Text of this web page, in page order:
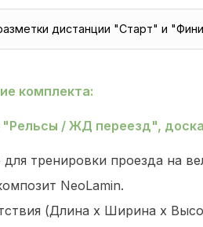
дистанции "Старт" и
комплекта:
"Рельсы / ЖД переезд",
для тренировки проезда на
NeoLamin.
(Длина х Ширина х